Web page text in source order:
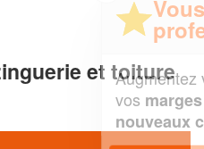
et toiture
votrechiffre d'affaireset
tout en gagnant de